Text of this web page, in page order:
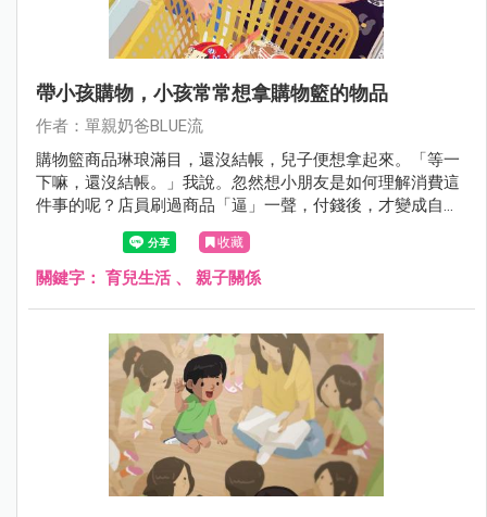
帶小孩購物，小孩常常想拿購物籃的物品
作者：單親奶爸BLUE流
購物籃商品琳琅滿目，還沒結帳，兒子便想拿起來。「等一
下嘛，還沒結帳。」我說。忽然想小朋友是如何理解消費這
件事的呢？店員刷過商品「逼」一聲，付錢後，才變成自己
的物品，這過程其實是種儀式性的交換。還是其實小朋友根
本不用煩惱錢？例如布丁就是要拿來吃的。只聞他在旁嚷嚷
「把拔布丁⋯⋯」
收藏
關鍵字： 育兒生活、 親子關係